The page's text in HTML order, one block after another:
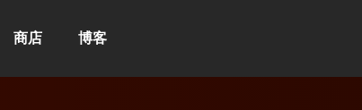
商店 博客